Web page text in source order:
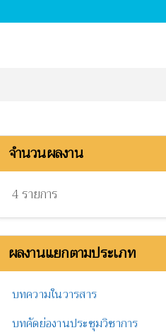
จำนวนผลงาน
4 รายการ
ผลงานแยกตามประเภท
บทความในวารสาร
บทคัดย่องานประชุมวิชาการ